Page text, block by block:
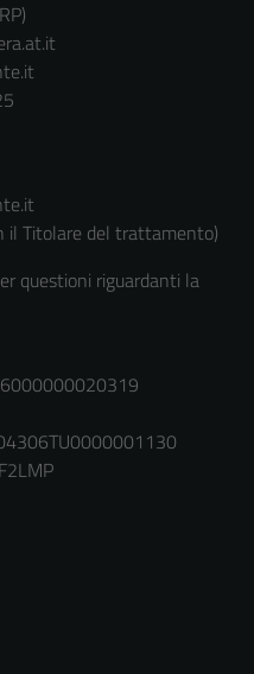
il Titolare del trattamento)
questioni riguardanti la
sono necessari
per il
del sito e non
Questi cookie
informazioni
personali.